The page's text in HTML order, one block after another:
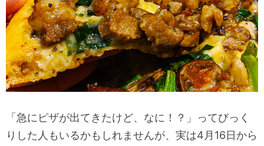
「急にピザが出てきたけど、なに！？」ってびっく
りした人もいるかもしれませんが、実は4月16日から